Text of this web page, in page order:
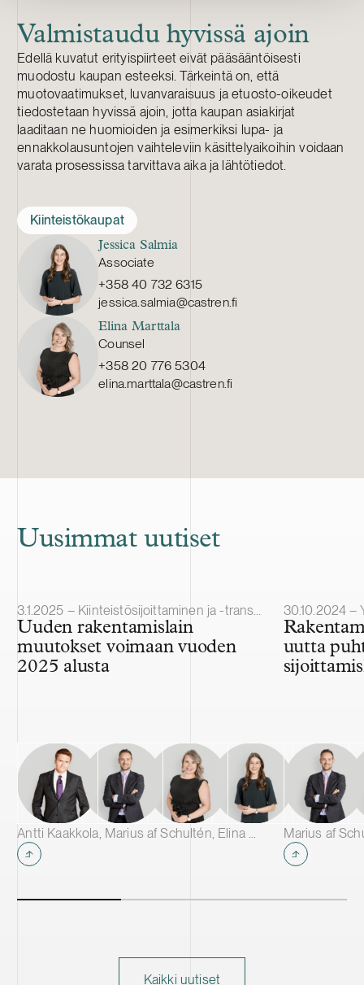
Valmistaudu hyvissä ajoin
Edellä kuvatut erityispiirteet eivät pääsääntöisesti
muodostu kaupan esteeksi. Tärkeintä on, että
muotovaatimukset, luvanvaraisuus ja etuosto-oikeudet
tiedostetaan hyvissä ajoin, jotta kaupan asiakirjat
laaditaan ne huomioiden ja esimerkiksi lupa- ja
ennakkolausuntojen vaihteleviin käsittelyaikoihin voidaan
varata prosessissa tarvittava aika ja lähtötiedot.
Kiinteistökaupat
Jessica Salmia
Associate
+358 40 732 6315
jessica.salmia@castren.fi
Elina Marttala
Counsel
+358 20 776 5304
elina.marttala@castren.fi
Uusimmat uutiset
Julkaistu
3.1.2025 – Kiinteistösijoittaminen ja -transaktiot
Uuden rakentamislain
muutokset voimaan vuoden
2025 alusta
Antti Kaakkola, Marius af Schultén, Elina Marttala & Jessica Salmia
Julkaistu
30.10.2024 –
uutta
Marius af
Kaikki uutiset